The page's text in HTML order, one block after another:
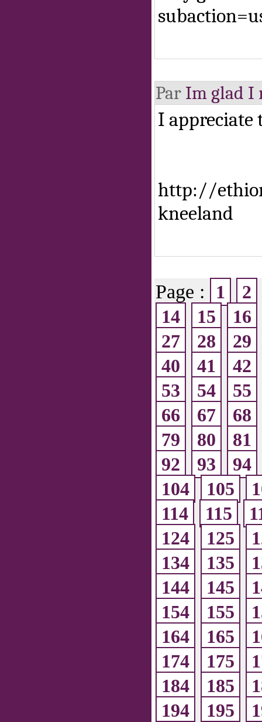
Par Im glad I
I appreciate
http://
kneeland
Page : 1
2
14
15
16
27
28
29
40
41
42
53
54
55
66
67
68
79
80
81
92
93
94
104
105
114
115
124
125
134
135
144
145
154
155
164
165
174
175
184
185
194
195